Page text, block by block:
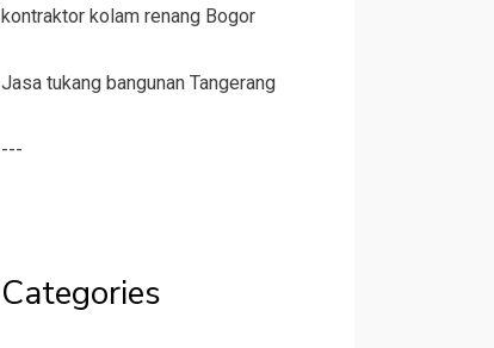
kontraktor kolam renang Bogor
Jasa tukang bangunan Tangerang
---
Categories